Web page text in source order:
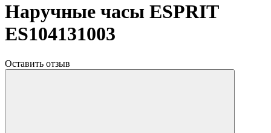
Наручные часы ESPRIT
ES104131003
Оставить отзыв